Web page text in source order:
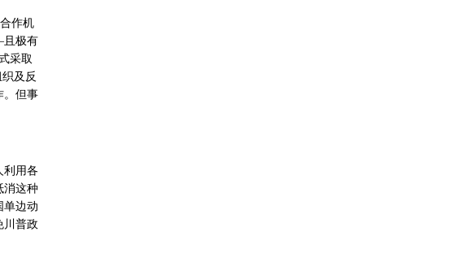
作机
且极有
采取
及反
。但事
利用各
消这种
单边动
川普政